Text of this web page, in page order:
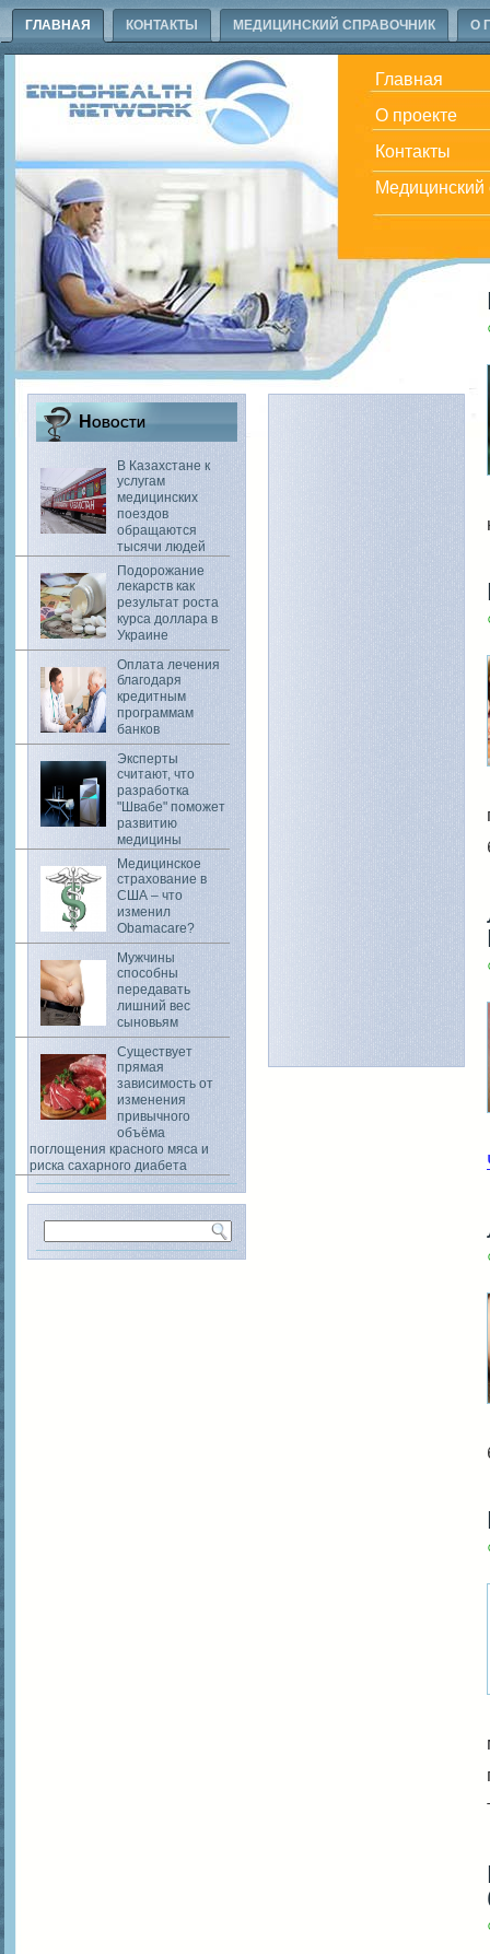
ГЛАВНАЯ КОНТАКТЫ МЕДИЦИНСКИЙ СПРАВОЧНИК О
Главная
О проекте
Контакты
Медицинский
Новости
В Казахстане к
услугам
медицинских
поездов
обращаются
тысячи людей
Подорожание
лекарств как
результат роста
курса доллара в
Украине
Оплата лечения
благодаря
кредитным
программам
банков
Эксперты
считают, что
разработка
"Швабе" поможет
развитию
медицины
Медицинское
страхование в
США – что
изменил
Obamacare?
Мужчины
способны
передавать
лишний вес
сыновьям
Существует
прямая
зависимость от
изменения
привычного
объёма
поглощения красного мяса и
риска сахарного диабета